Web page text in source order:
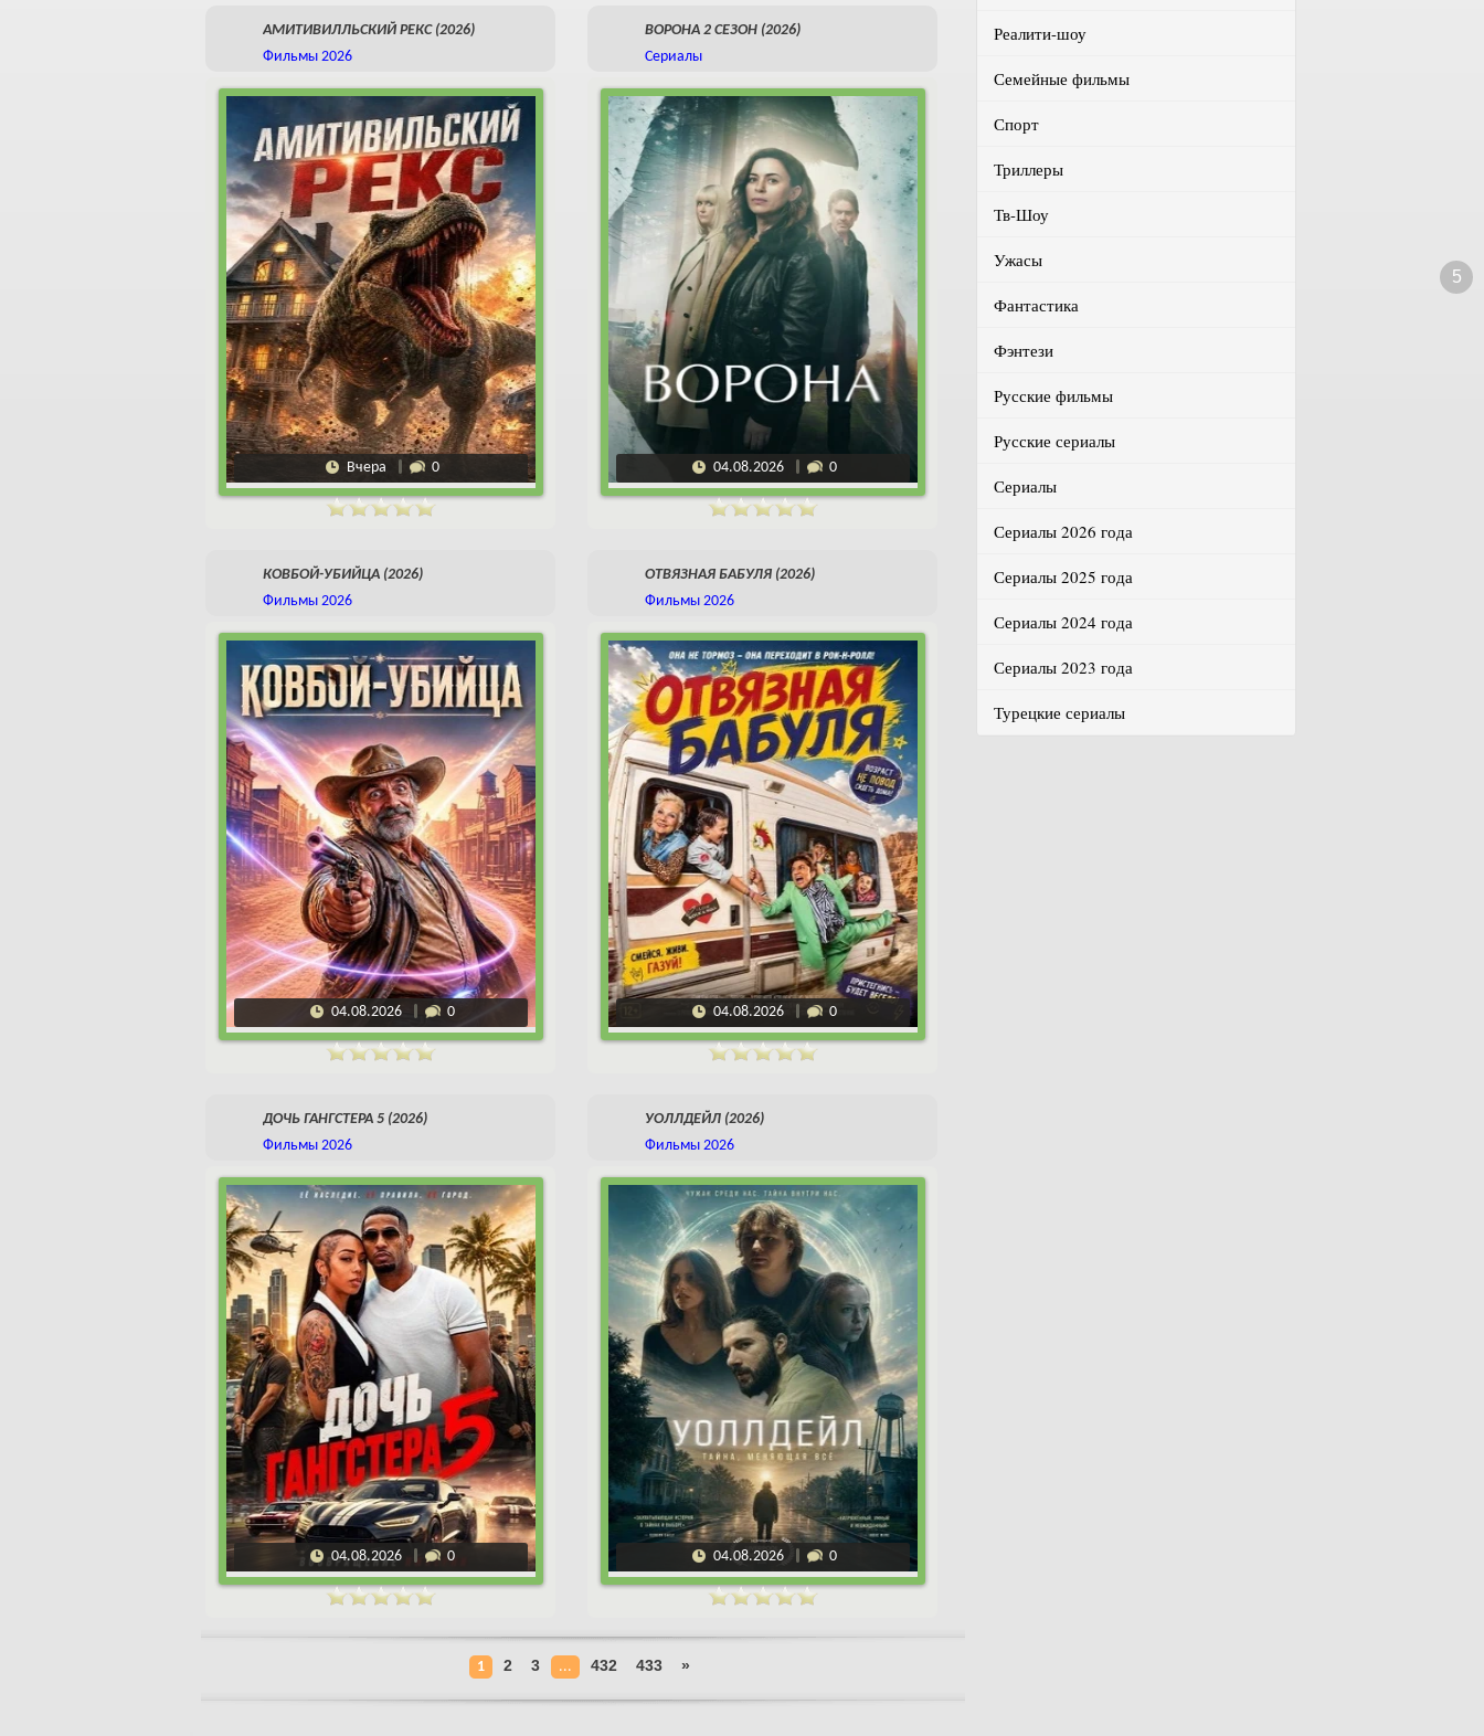
АМИТИВИЛЛЬСКИЙ РЕКС (2026)
Фильмы 2026
Вчера 0
ВОРОНА 2 СЕЗОН (2026)
Сериалы
04.08.2026 0
КОВБОЙ-УБИЙЦА (2026)
Фильмы 2026
04.08.2026 0
ОТВЯЗНАЯ БАБУЛЯ (2026)
Фильмы 2026
04.08.2026 0
ДОЧЬ ГАНГСТЕРА 5 (2026)
Фильмы 2026
04.08.2026 0
УОЛЛДЕЙЛ (2026)
Фильмы 2026
04.08.2026 0
1 2 3 ... 432 433 »
Реалити-шоу
Семейные фильмы
Спорт
Триллеры
Тв-Шоу
Ужасы
Фантастика
Фэнтези
Русские фильмы
Русские сериалы
Сериалы
Сериалы 2026 года
Сериалы 2025 года
Сериалы 2024 года
Сериалы 2023 года
Турецкие сериалы
5